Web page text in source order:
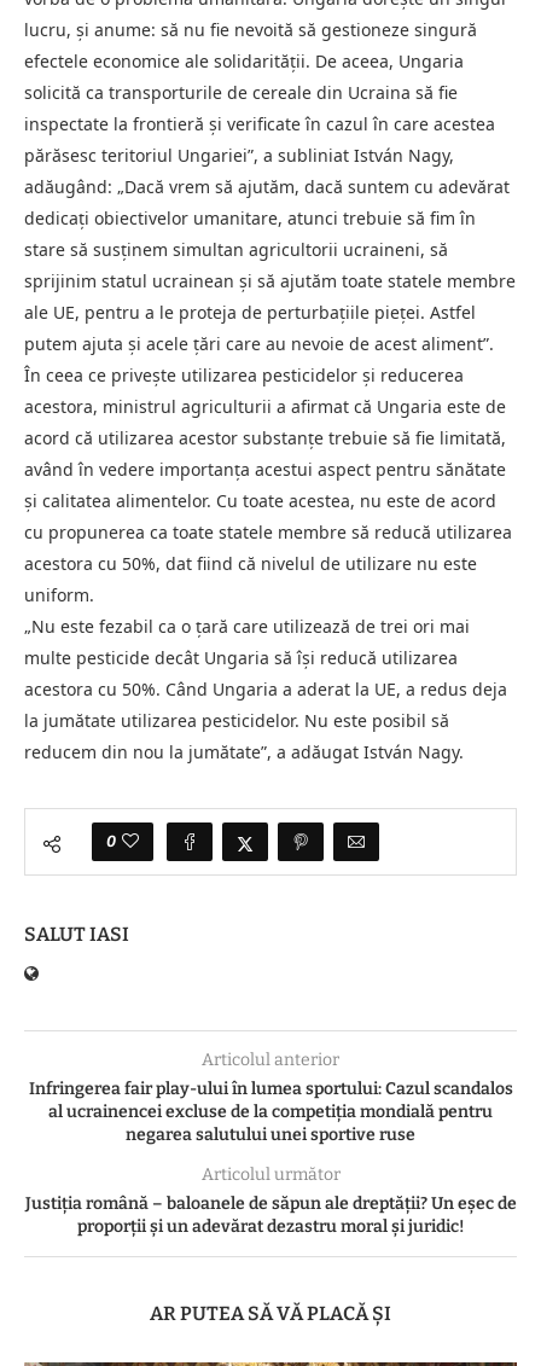
lucru, și anume: să nu fie nevoită să gestioneze singură
efectele economice ale solidarității. De aceea, Ungaria
solicită ca transporturile de cereale din Ucraina să fie
inspectate la frontieră și verificate în cazul în care acestea
părăsesc teritoriul Ungariei”, a subliniat István Nagy,
adăugând: „Dacă vrem să ajutăm, dacă suntem cu adevărat
dedicați obiectivelor umanitare, atunci trebuie să fim în
stare să susținem simultan agricultorii ucraineni, să
sprijinim statul ucrainean și să ajutăm toate statele membre
ale UE, pentru a le proteja de perturbațiile pieței. Astfel
putem ajuta și acele țări care au nevoie de acest aliment”.
În ceea ce privește utilizarea pesticidelor și reducerea
acestora, ministrul agriculturii a afirmat că Ungaria este de
acord că utilizarea acestor substanțe trebuie să fie limitată,
având în vedere importanța acestui aspect pentru sănătate
și calitatea alimentelor. Cu toate acestea, nu este de acord
cu propunerea ca toate statele membre să reducă utilizarea
acestora cu 50%, dat fiind că nivelul de utilizare nu este
uniform.
„Nu este fezabil ca o țară care utilizează de trei ori mai
multe pesticide decât Ungaria să își reducă utilizarea
acestora cu 50%. Când Ungaria a aderat la UE, a redus deja
la jumătate utilizarea pesticidelor. Nu este posibil să
reducem din nou la jumătate”, a adăugat István Nagy.
0
SALUT IASI
Articolul anterior
Infringerea fair play-ului în lumea sportului: Cazul scandalos
al ucrainencei excluse de la competiția mondială pentru
negarea salutului unei sportive ruse
Articolul următor
Justiția română – baloanele de săpun ale dreptății? Un eșec de
proporții și un adevărat dezastru moral și juridic!
AR PUTEA SĂ VĂ PLACĂ ȘI